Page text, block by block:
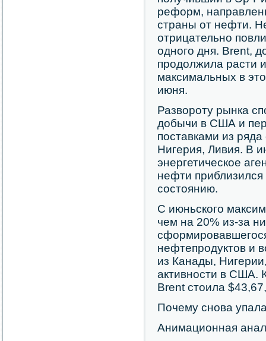
реформ,
страны от нефти.
отрицательно
одного дня. Brent,
продолжила расти
максимальных в
июня.
Развороту рынка
добычи в США и
поставками из ряда
Нигерия, Ливия. В
энергетическое
нефти
состоянию.
С июньского
чем на 20% из-за
нефтепродуктов и
из Канады,
активности в США.
Brent стоила
Почему снова
Анимационная